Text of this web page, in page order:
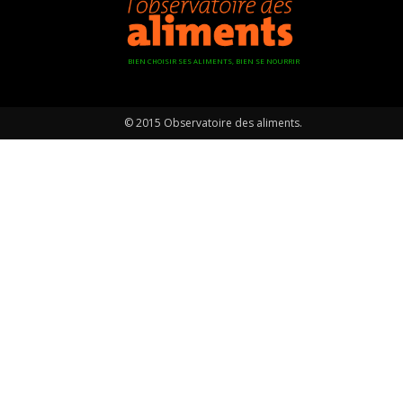
BIEN CHOISIR SES ALIMENTS, BIEN SE NOURRIR
© 2015 Observatoire des aliments.